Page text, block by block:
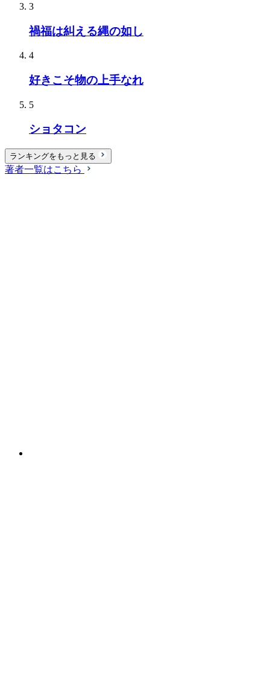
3
禍福は糾える縄の如し
4
好きこそ物の上手なれ
5
ショタコン
ランキングをもっと見る
著者一覧はこちら